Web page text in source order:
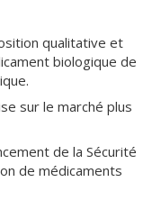
qualitative et
biologique de
sur le marché plus
de la Sécurité
de médicaments